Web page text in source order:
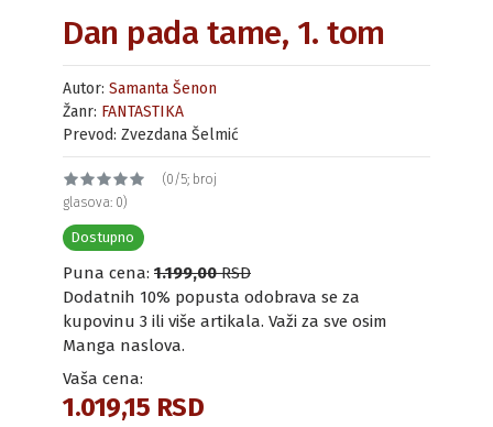
Dan pada tame, 1. tom
Autor: Samanta Šenon
Žanr: FANTASTIKA
Prevod: Zvezdana Šelmić
(0/5; broj
glasova: 0)
Dostupno
Puna cena: 1.199,00RSD
Dodatnih 10% popusta odobrava se za
kupovinu 3 ili više artikala. Važi za sve osim
Manga naslova.
Vaša cena:
1.019,15 RSD